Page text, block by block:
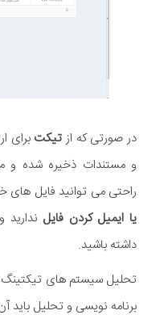
در صورتی که از تیکتبرای
و مستندات ذخیره شده و
راحتی می توانید فایل های
یا ایمیل کردن فایل
داشته باشید.
تحلیل سیستم های تیکتینگ
برنامه نویسی و تحلیل باید